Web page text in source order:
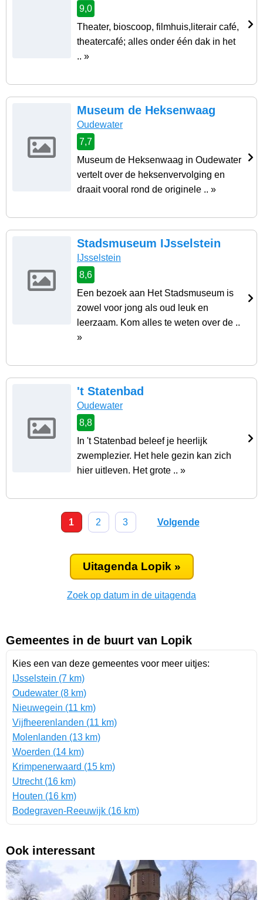
9,0
Theater, bioscoop, filmhuis,literair café,
theatercafé; alles onder één dak in het
.. »
Museum de Heksenwaag
Oudewater
7,7
Museum de Heksenwaag in Oudewater
vertelt over de heksenvervolging en
draait vooral rond de originele .. »
Stadsmuseum IJsselstein
IJsselstein
8,6
Een bezoek aan Het Stadsmuseum is
zowel voor jong als oud leuk en
leerzaam. Kom alles te weten over de ..
»
't Statenbad
Oudewater
8,8
In 't Statenbad beleef je heerlijk
zwemplezier. Het hele gezin kan zich
hier uitleven. Het grote .. »
1 2 3 Volgende
Uitagenda Lopik »
Zoek op datum in de uitagenda
Gemeentes in de buurt van Lopik
Kies een van deze gemeentes voor meer uitjes:
IJsselstein (7 km)
Oudewater (8 km)
Nieuwegein (11 km)
Vijfheerenlanden (11 km)
Molenlanden (13 km)
Woerden (14 km)
Krimpenerwaard (15 km)
Utrecht (16 km)
Houten (16 km)
Bodegraven-Reeuwijk (16 km)
Ook interessant